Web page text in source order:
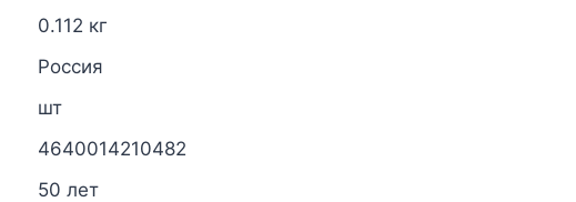
0.112 кг
Россия
шт
4640014210482
50 лет